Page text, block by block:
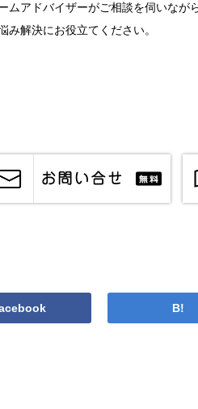
ムアドバイザーがご相談を伺いなが
み解決にお役立てください。
B!